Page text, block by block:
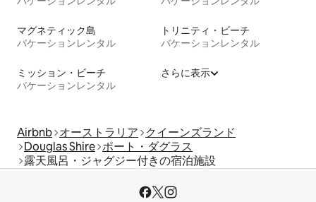
マグネティック島
バケーションレンタル
トリニティ・ビーチ
バケーションレンタル
ミッション・ビーチ
バケーションレンタル
さらに表示
Airbnb オーストラリア
クイーンズランド
Douglas Shire ポート・ダグラス
露天風呂・ジャグジー付きの宿泊施設